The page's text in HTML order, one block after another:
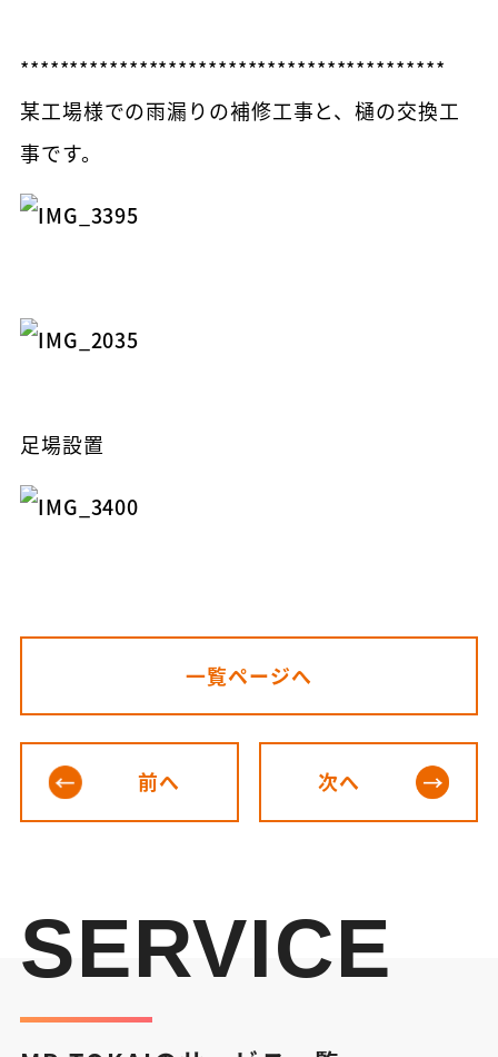
*******************************************
某工場様での雨漏りの補修工事と、樋の交換工
事です。
足場設置
前へ
一覧ページへ
次へ
SERVICE